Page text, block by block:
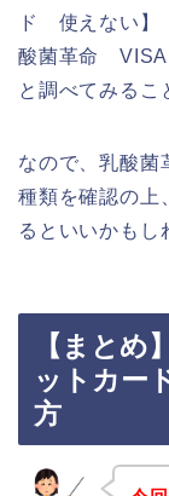
ド 使えない】
酸菌革命 VISA
と調べてみるこ
なので、乳酸菌
種類を確認の上
るといいかもし
【まとめ
ットカー
方